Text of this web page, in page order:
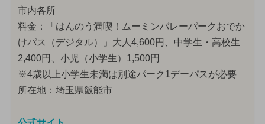
市内各所
料金：「はんのう満喫！ムーミンバレーパークおでか
けパス（デジタル）」大人4,600円、中学生・高校生
2,400円、小児（小学生）1,500円
※4歳以上小学生未満は別途パーク1デーパスが必要
所在地：埼玉県飯能市